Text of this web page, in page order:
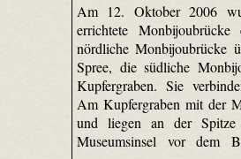
Am 12. Oktober 2006
errichtete
nördliche Monbijoubrücke
Spree, die südliche
Kupfergraben. Sie
Am Kupfergraben mit der
und liegen an der
Museumsinsel vor dem